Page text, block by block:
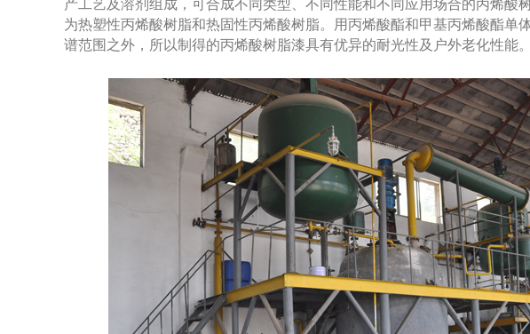
产工艺及溶剂组成，可合成不同类型、不同性能和不同应用场合的丙烯酸
为热塑性丙烯酸树脂和热固性丙烯酸树脂。用丙烯酸酯和甲基丙烯酸酯单
谱范围之外，所以制得的丙烯酸树脂漆具有优异的耐光性及户外老化性能。